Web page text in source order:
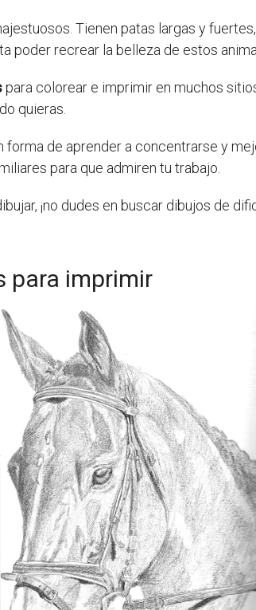
Tienen patas largas y
poder recrear la belleza de estos
para colorear e imprimir en muchos
quieras.
forma de aprender a concentrarse y
para que admiren tu trabajo.
¡no dudes en buscar dibujos de
para imprimir